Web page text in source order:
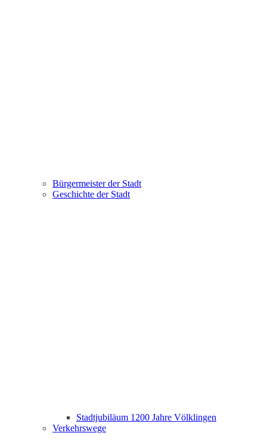
Bürgermeister der Stadt
Geschichte der Stadt
Stadtjubiläum 1200 Jahre Völklingen
Verkehrswege